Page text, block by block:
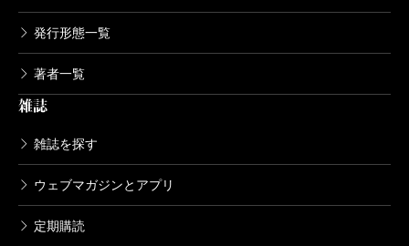
発行形態一覧
著者一覧
雑誌
雑誌を探す
ウェブマガジンとアプリ
定期購読